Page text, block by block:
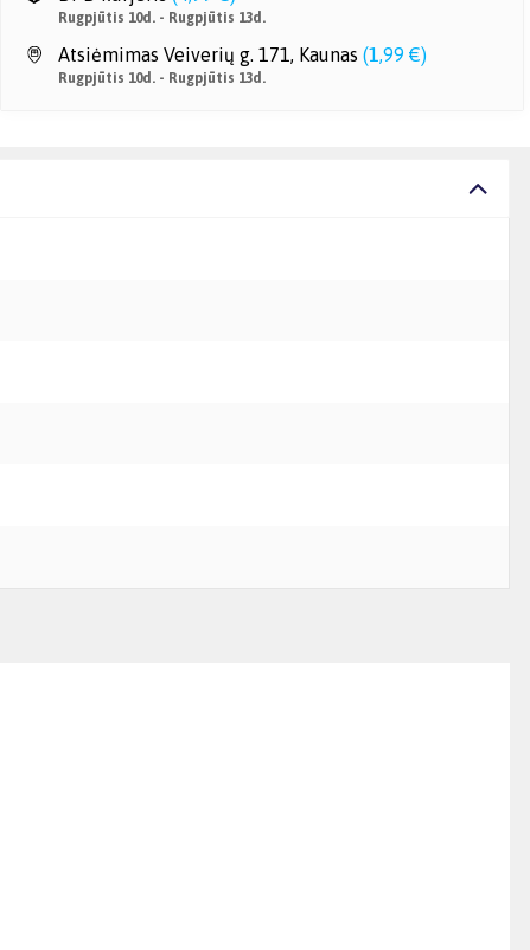
Rugpjūtis 10d. - Rugpjūtis 13d.
Atsiėmimas Veiverių g. 171, Kaunas (1,99 €)
Rugpjūtis 10d. - Rugpjūtis 13d.